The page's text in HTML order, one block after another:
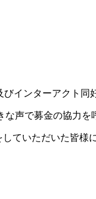
インターアクト同
声で募金の協力を
ていただいた皆様